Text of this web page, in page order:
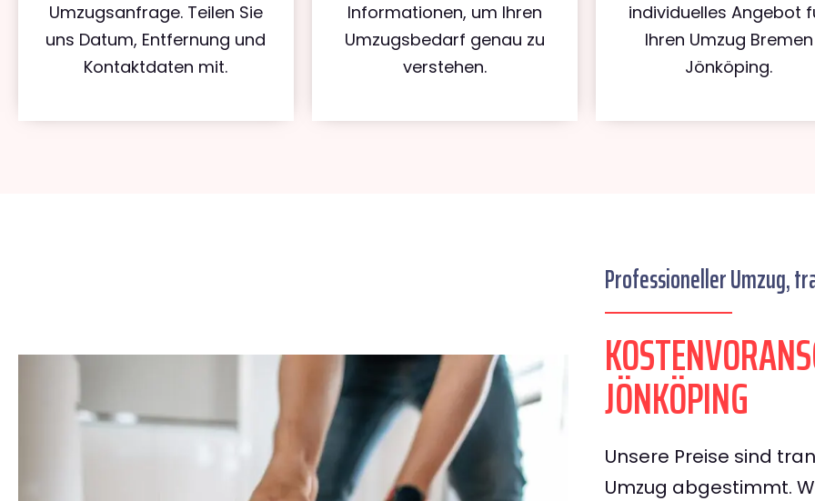
Umzugsanfrage. Teilen Sie
uns Datum, Entfernung und
Kontaktdaten mit.
Informationen, um Ihren
Umzugsbedarf genau zu
verstehen.
individuelles Angebot
Ihren Umzug Bremen
Jönköping.
Professioneller Umzug,
JÖNKÖPING
Unsere Preise sind
Umzug abgestimmt.